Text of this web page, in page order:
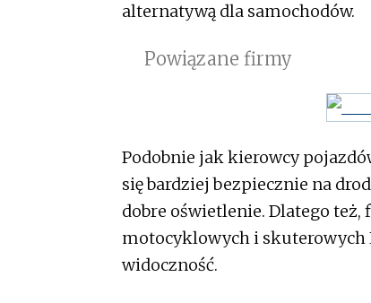
alternatywą dla samochodów.
Powiązane firmy
Podobnie jak kierowcy
się bardziej bezpiecznie na
dobre oświetlenie. Dlatego też,
motocyklowych i skuterowych
widoczność.